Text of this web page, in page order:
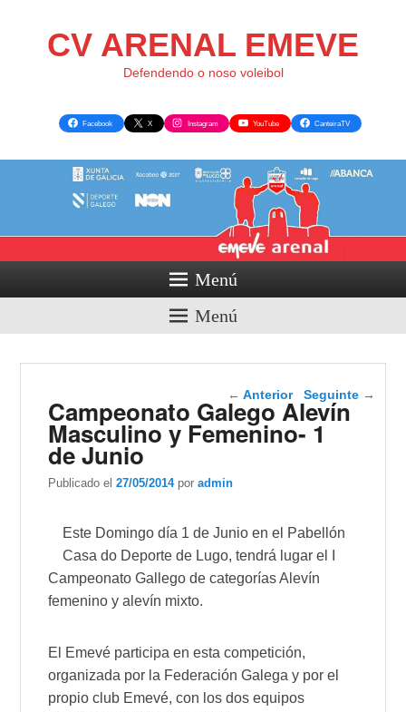
CV ARENAL EMEVE
Defendendo o noso voleibol
Facebook X Instagram YouTube CanteiraTV
Menú
Menú
Navegador de artigos
← Anterior Seguinte →
Campeonato Galego Alevín
Masculino y Femenino- 1
de Junio
Publicado el27/05/2014 poradmin
Este Domingo día 1 de Junio en el Pabellón
Casa do Deporte de Lugo, tendrá lugar el I
Campeonato Gallego de categorías Alevín
femenino y alevín mixto.
El Emevé participa en esta competición,
organizada por la Federación Galega y por el
propio club Emevé, con los dos equipos